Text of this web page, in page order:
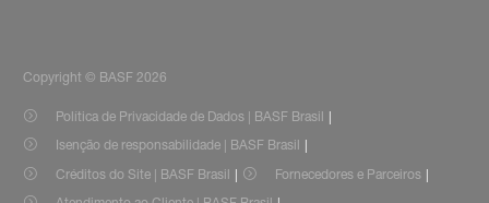
Copyright © BASF 2026
Política de Privacidade de Dados | BASF Brasil
Isenção de responsabilidade | BASF Brasil
Créditos do Site | BASF Brasil
Fornecedores e Parceiros